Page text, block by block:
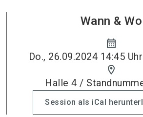
Wann & Wo
calendar_month
Do., 26.09.2024 14:45
location_on
Halle 4 /
Session als iCal